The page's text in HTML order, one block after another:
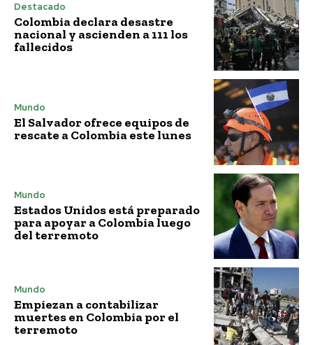
Destacado
Colombia declara desastre
nacional y ascienden a 111 los
fallecidos
Mundo
El Salvador ofrece equipos de
rescate a Colombia este lunes
Mundo
Estados Unidos está preparado
para apoyar a Colombia luego
del terremoto
Mundo
Empiezan a contabilizar
muertes en Colombia por el
terremoto